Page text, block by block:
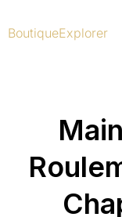
au
contenu
BoutiqueExplorer